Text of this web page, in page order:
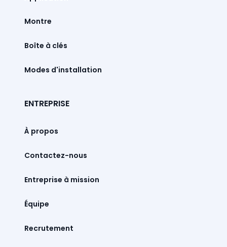
Montre
Boîte à clés
Modes d'installation
ENTREPRISE
À propos
Contactez-nous
Entreprise à mission
Équipe
Recrutement